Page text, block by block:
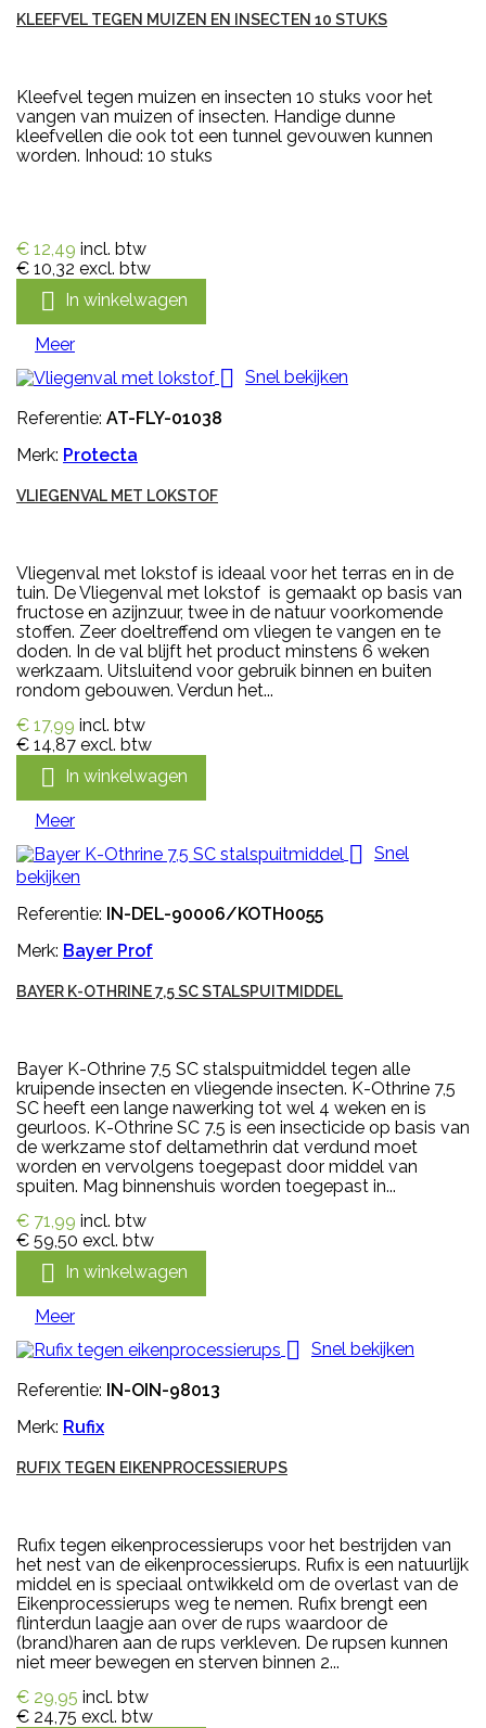
KLEEFVEL TEGEN MUIZEN EN INSECTEN 10 STUKS
Kleefvel tegen muizen en insecten 10 stuks voor het
vangen van muizen of insecten. Handige dunne
kleefvellen die ook tot een tunnel gevouwen kunnen
worden. Inhoud: 10 stuks
€ 12,49 incl. btw
€ 10,32 excl. btw
 In winkelwagen
Meer
 Snel bekijken
Referentie: AT-FLY-01038
Merk: Protecta
VLIEGENVAL MET LOKSTOF
Vliegenval met lokstof is ideaal voor het terras en in de
tuin. De Vliegenval met lokstof is gemaakt op basis van
fructose en azijnzuur, twee in de natuur voorkomende
stoffen. Zeer doeltreffend om vliegen te vangen en te
doden. In de val blijft het product minstens 6 weken
werkzaam. Uitsluitend voor gebruik binnen en buiten
rondom gebouwen. Verdun het...
€ 17,99 incl. btw
€ 14,87 excl. btw
 In winkelwagen
Meer
 Snel
bekijken
Referentie: IN-DEL-90006/KOTH0055
Merk: Bayer Prof
BAYER K-OTHRINE 7,5 SC STALSPUITMIDDEL
Bayer K-Othrine 7,5 SC stalspuitmiddel tegen alle
kruipende insecten en vliegende insecten. K-Othrine 7,5
SC heeft een lange nawerking tot wel 4 weken en is
geurloos. K-Othrine SC 7.5 is een insecticide op basis van
de werkzame stof deltamethrin dat verdund moet
worden en vervolgens toegepast door middel van
spuiten. Mag binnenshuis worden toegepast in...
€ 71,99 incl. btw
€ 59,50 excl. btw
 In winkelwagen
Meer
 Snel bekijken
Referentie: IN-OIN-98013
Merk: Rufix
RUFIX TEGEN EIKENPROCESSIERUPS
Rufix tegen eikenprocessierups voor het bestrijden van
het nest van de eikenprocessierups. Rufix is een natuurlijk
middel en is speciaal ontwikkeld om de overlast van de
Eikenprocessierups weg te nemen. Rufix brengt een
flinterdun laagje aan over de rups waardoor de
(brand)haren aan de rups verkleven. De rupsen kunnen
niet meer bewegen en sterven binnen 2...
€ 29,95 incl. btw
€ 24,75 excl. btw